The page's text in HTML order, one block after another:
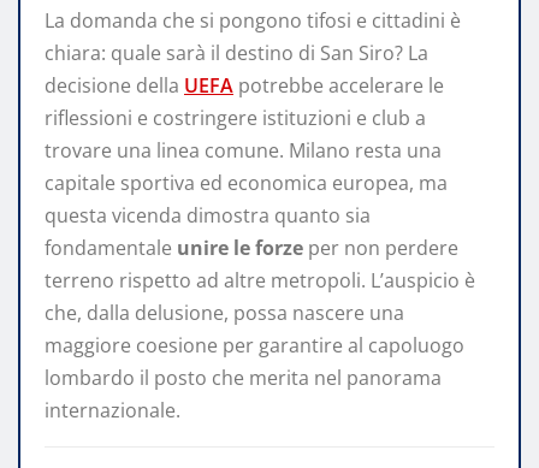
La domanda che si pongono tifosi e cittadini è
chiara: quale sarà il destino di San Siro? La
decisione della UEFA potrebbe accelerare le
riflessioni e costringere istituzioni e club a
trovare una linea comune. Milano resta una
capitale sportiva ed economica europea, ma
questa vicenda dimostra quanto sia
fondamentale unire le forze per non perdere
terreno rispetto ad altre metropoli. L’auspicio è
che, dalla delusione, possa nascere una
maggiore coesione per garantire al capoluogo
lombardo il posto che merita nel panorama
internazionale.